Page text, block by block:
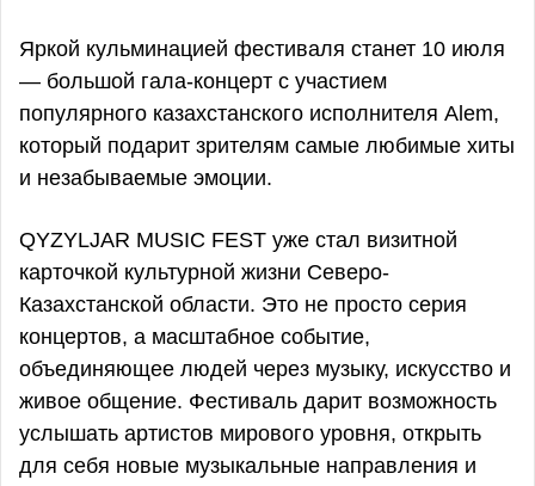
Яркой кульминацией фестиваля станет 10 июля
— большой гала-концерт с участием
популярного казахстанского исполнителя Alem,
который подарит зрителям самые любимые хиты
и незабываемые эмоции.
QYZYLJAR MUSIC FEST уже стал визитной
карточкой культурной жизни Северо-
Казахстанской области. Это не просто серия
концертов, а масштабное событие,
объединяющее людей через музыку, искусство и
живое общение. Фестиваль дарит возможность
услышать артистов мирового уровня, открыть
для себя новые музыкальные направления и